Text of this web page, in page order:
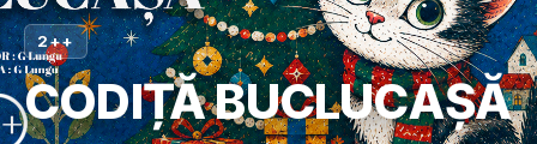
2++
CODIȚĂ BUCLUCAȘĂ